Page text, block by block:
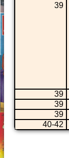
39
39
39
39
40-42